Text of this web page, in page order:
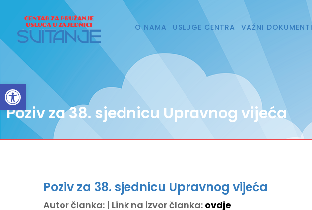
Open toolbar
O NAMA USLUGE CENTRA VAŽNI DOKUMENTI
Poziv za 38. sjednicu Upravnog vijeća
Poziv za 38. sjednicu Upravnog vijeća
Autor članka: | Link na izvor članka: ovdje